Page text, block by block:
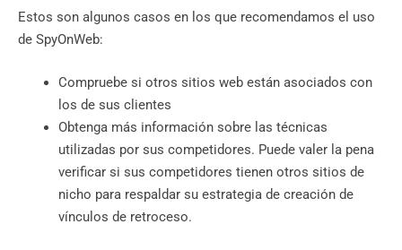
Estos son algunos casos en los que recomendamos el uso
de SpyOnWeb:
Compruebe si otros sitios web están asociados con
los de sus clientes
Obtenga más información sobre las técnicas
utilizadas por sus competidores. Puede valer la pena
verificar si sus competidores tienen otros sitios de
nicho para respaldar su estrategia de creación de
vínculos de retroceso.